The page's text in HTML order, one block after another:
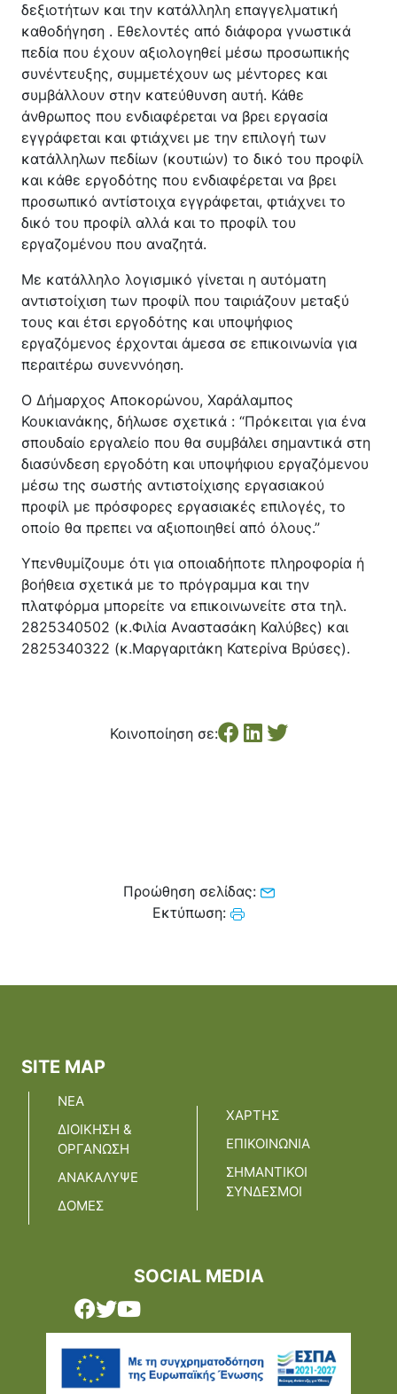
δεξιοτήτων και την κατάλληλη επαγγελματική
καθοδήγηση . Εθελοντές από διάφορα γνωστικά
πεδία που έχουν αξιολογηθεί μέσω προσωπικής
συνέντευξης, συμμετέχουν ως μέντορες και
συμβάλλουν στην κατεύθυνση αυτή. Κάθε
άνθρωπος που ενδιαφέρεται να βρει εργασία
εγγράφεται και φτιάχνει με την επιλογή των
κατάλληλων πεδίων (κουτιών) το δικό του προφίλ
και κάθε εργοδότης που ενδιαφέρεται να βρει
προσωπικό αντίστοιχα εγγράφεται, φτιάχνει το
δικό του προφίλ αλλά και το προφίλ του
εργαζομένου που αναζητά.
Με κατάλληλο λογισμικό γίνεται η αυτόματη
αντιστοίχιση των προφίλ που ταιριάζουν μεταξύ
τους και έτσι εργοδότης και υποψήφιος
εργαζόμενος έρχονται άμεσα σε επικοινωνία για
περαιτέρω συνεννόηση.
Ο Δήμαρχος Αποκορώνου, Χαράλαμπος
Κουκιανάκης, δήλωσε σχετικά : “Πρόκειται για ένα
σπουδαίο εργαλείο που θα συμβάλει σημαντικά στη
διασύνδεση εργοδότη και υποψήφιου εργαζόμενου
μέσω της σωστής αντιστοίχισης εργασιακού
προφίλ με πρόσφορες εργασιακές επιλογές, το
οποίο θα πρεπει να αξιοποιηθεί από όλους.”
Υπενθυμίζουμε ότι για οποιαδήποτε πληροφορία ή
βοήθεια σχετικά με το πρόγραμμα και την
πλατφόρμα μπορείτε να επικοινωνείτε στα τηλ.
2825340502 (κ.Φιλία Αναστασάκη Καλύβες) και
2825340322 (κ.Μαργαριτάκη Κατερίνα Βρύσες).
Κοινοποίηση σε:
Προώθηση σελίδας:
Εκτύπωση:
SITE MAP
ΝΕΑ
ΔΙΟΙΚΗΣΗ &
ΟΡΓΑΝΩΣΗ
ΑΝΑΚΑΛΥΨΕ
ΔΟΜΕΣ
ΧΑΡΤΗΣ
ΕΠΙΚΟΙΝΩΝΙΑ
ΣΗΜΑΝΤΙΚΟΙ
ΣΥΝΔΕΣΜΟΙ
SOCIAL MEDIA